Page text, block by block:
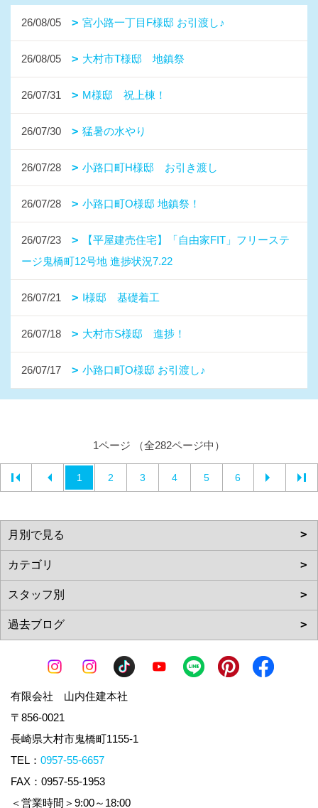
26/08/05 宮小路一丁目F様邸 お引渡し♪
26/08/05 大村市T様邸 地鎮祭
26/07/31 M様邸 祝上棟！
26/07/30 猛暑の水やり
26/07/28 小路口町H様邸 お引き渡し
26/07/28 小路口町O様邸 地鎮祭！
26/07/23
【平屋建売住宅】「自由家FIT」フリーステ
ージ鬼橋町12号地 進捗状況7.22
26/07/21 I様邸 基礎着工
26/07/18 大村市S様邸 進捗！
26/07/17 小路口町O様邸 お引渡し♪
1ページ （全282ページ中）
1 2 3 4 5 6
有限会社 山内住建本社
〒856-0021
長崎県大村市鬼橋町1155-1
TEL： 0957-55-6657
FAX：0957-55-1953
＜営業時間＞9:00～18:00